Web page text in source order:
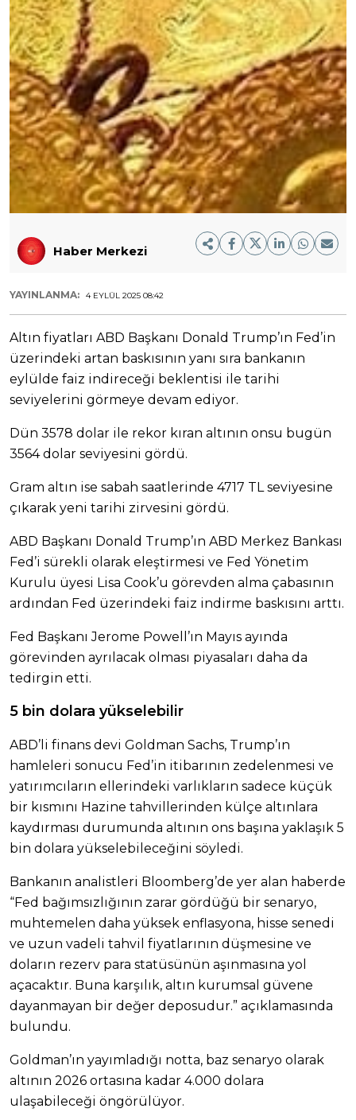
Haber Merkezi
YAYINLANMA: 4 EYLÜL 2025 08:42
Altın fiyatları ABD Başkanı Donald Trump’ın Fed’in
üzerindeki artan baskısının yanı sıra bankanın
eylülde faiz indireceği beklentisi ile tarihi
seviyelerini görmeye devam ediyor.
Dün 3578 dolar ile rekor kıran altının onsu bugün
3564 dolar seviyesini gördü.
Gram altın ise sabah saatlerinde 4717 TL seviyesine
çıkarak yeni tarihi zirvesini gördü.
ABD Başkanı Donald Trump’ın ABD Merkez Bankası
Fed’i sürekli olarak eleştirmesi ve Fed Yönetim
Kurulu üyesi Lisa Cook’u görevden alma çabasının
ardından Fed üzerindeki faiz indirme baskısını arttı.
Fed Başkanı Jerome Powell’ın Mayıs ayında
görevinden ayrılacak olması piyasaları daha da
tedirgin etti.
5 bin dolara yükselebilir
ABD’li finans devi Goldman Sachs, Trump’ın
hamleleri sonucu Fed’in itibarının zedelenmesi ve
yatırımcıların ellerindeki varlıkların sadece küçük
bir kısmını Hazine tahvillerinden külçe altınlara
kaydırması durumunda altının ons başına yaklaşık 5
bin dolara yükselebileceğini söyledi.
Bankanın analistleri Bloomberg’de yer alan haberde
“Fed bağımsızlığının zarar gördüğü bir senaryo,
muhtemelen daha yüksek enflasyona, hisse senedi
ve uzun vadeli tahvil fiyatlarının düşmesine ve
doların rezerv para statüsünün aşınmasına yol
açacaktır. Buna karşılık, altın kurumsal güvene
dayanmayan bir değer deposudur.” açıklamasında
bulundu.
Goldman’ın yayımladığı notta, baz senaryo olarak
altının 2026 ortasına kadar 4.000 dolara
ulaşabileceği öngörülüyor.